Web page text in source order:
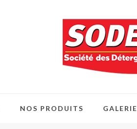
NOS PRODUITS GALERIE